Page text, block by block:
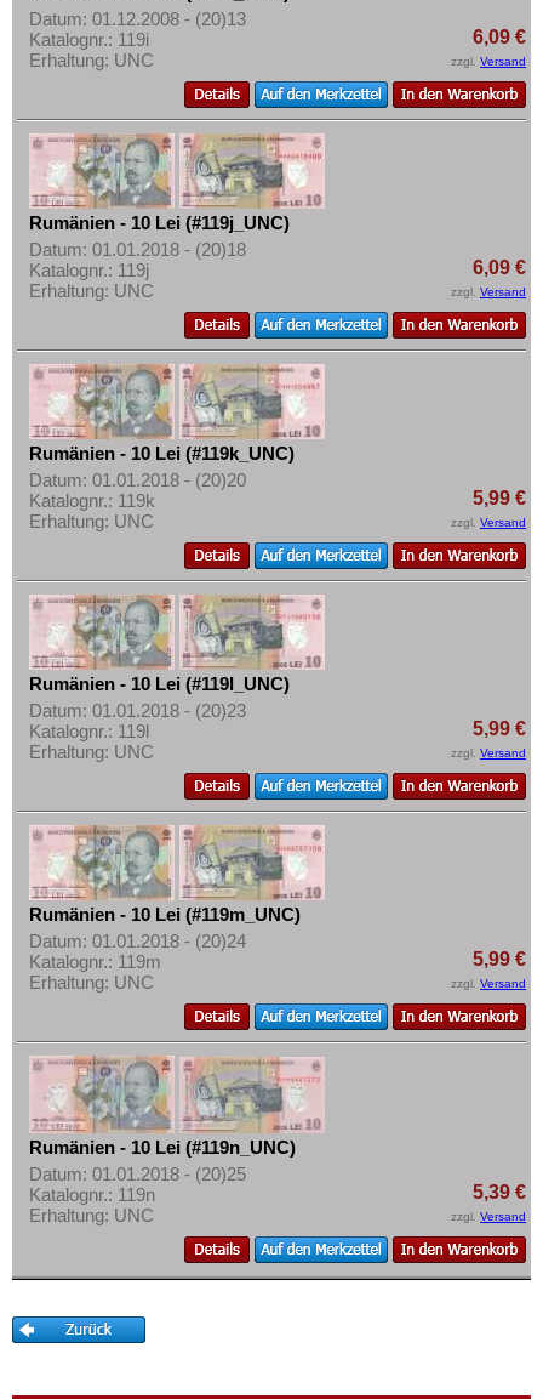
Zypern
Liefer- und Versandkosten
AGB
Datum: 01.12.2008 - (20)13
Katalognr.: 119i
Erhaltung: UNC
6,09 €
zzgl. Versand
Rumänien - 10 Lei (#119j_UNC)
Datum: 01.01.2018 - (20)18
Katalognr.: 119j
Erhaltung: UNC
6,09 €
zzgl. Versand
Rumänien - 10 Lei (#119k_UNC)
Datum: 01.01.2018 - (20)20
Katalognr.: 119k
Erhaltung: UNC
5,99 €
zzgl. Versand
Rumänien - 10 Lei (#119l_UNC)
Datum: 01.01.2018 - (20)23
Katalognr.: 119l
Erhaltung: UNC
5,99 €
zzgl. Versand
Rumänien - 10 Lei (#119m_UNC)
Datum: 01.01.2018 - (20)24
Katalognr.: 119m
Erhaltung: UNC
5,99 €
zzgl. Versand
Rumänien - 10 Lei (#119n_UNC)
Datum: 01.01.2018 - (20)25
Katalognr.: 119n
Erhaltung: UNC
5,39 €
zzgl. Versand